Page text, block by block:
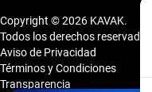
Copyright © 2026 KAVAK.
Todos los derechos reservados.
Aviso de Privacidad
Términos y Condiciones
Transparencia